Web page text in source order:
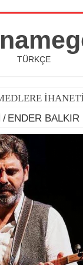
TÜRKÇE
İHANETİ
/ ENDER BALKIR